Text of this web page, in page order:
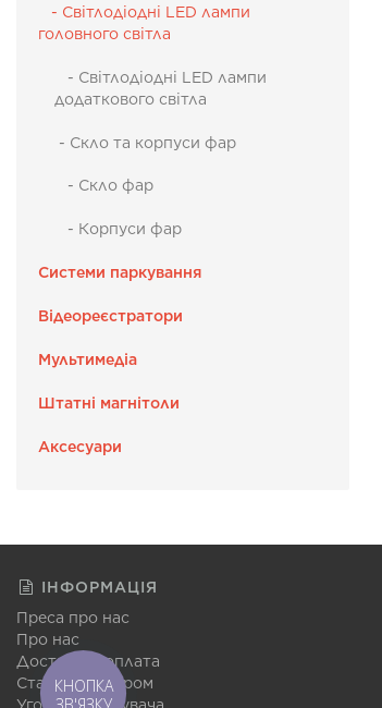
- Світлодіодні LED лампи
головного світла
- Світлодіодні LED лампи
додаткового світла
- Скло та корпуси фар
- Скло фар
- Корпуси фар
Системи паркування
Відеореєстратори
Мультимедіа
Штатні магнітоли
Аксесуари
ІНФОРМАЦІЯ
Преса про нас
Про нас
Доставка і оплата
Стати партнером
КНОПКА